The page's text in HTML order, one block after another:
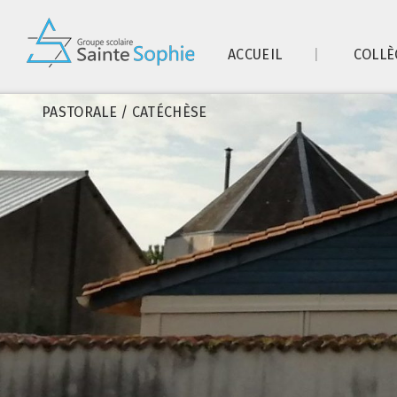
ACCUEIL
PASTORALE / CATÉCHÈSE